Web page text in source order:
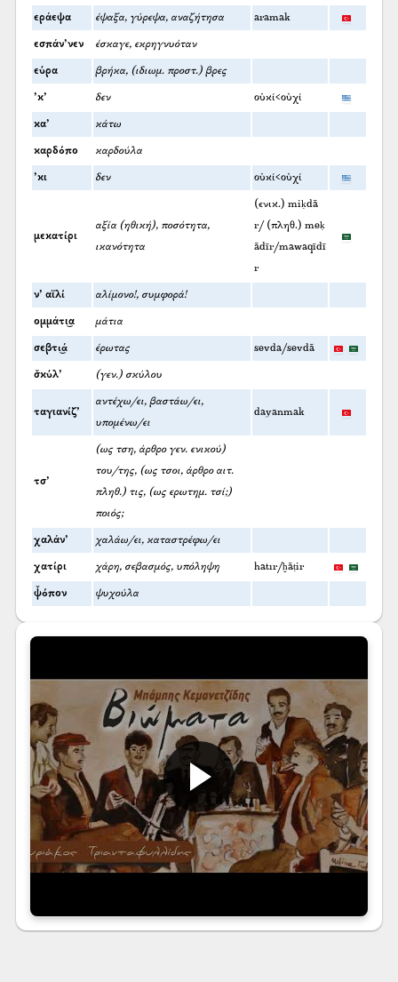
εράεψα έψαξα, γύρεψα, αναζήτησα aramak
εσπάν’νεν έσκαγε, εκρηγνυόταν
εύρα βρήκα, (ιδιωμ. προστ.) βρες
’κ’ δεν οὐκί<οὐχί
κα’ κάτω
καρδόπο καρδούλα
’κι δεν οὐκί<οὐχί
μεκατίρι
αξία (ηθική), ποσότητα,
ικανότητα
(ενικ.) miḳdā
r/ (πληθ.) meḳ
ādīr/mawaqīdī
r
ν’ αϊλί αλίμονο!, συμφορά!
ομμάτι͜α μάτια
σεβτι͜ά έρωτας sevda/sevdā
σ̌κύλ’ (γεν.) σκύλου
ταγιανίζ’
αντέχω/ει, βαστάω/ει,
υπομένω/ει
dayanmak
τσ’
(ως τση, άρθρο γεν. ενικού)
του/της, (ως τσοι, άρθρο αιτ.
πληθ.) τις, (ως ερωτημ. τσί;)
ποιός;
χαλάν’ χαλάω/ει, καταστρέφω/ει
χατίρι χάρη, σεβασμός, υπόληψη hatır/ḫāṭir
ψ̌όπον ψυχούλα